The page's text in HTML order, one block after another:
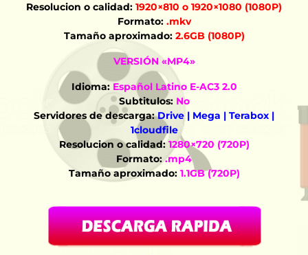
Resolucion o calidad: 1920×810 o 1920×1080 (1080P)
Formato: .mkv
Tamaño aproximado: 2.6GB (1080P)
VERSIÓN «MP4»
Idioma: Español Latino E-AC3 2.0
Subtitulos: No
Servidores de descarga: Drive | Mega | Terabox |
1cloudfile
Resolucion o calidad: 1280×720 (720P)
Formato: .mp4
Tamaño aproximado: 1.1GB (720P)